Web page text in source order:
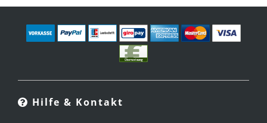
Hilfe & Kontakt